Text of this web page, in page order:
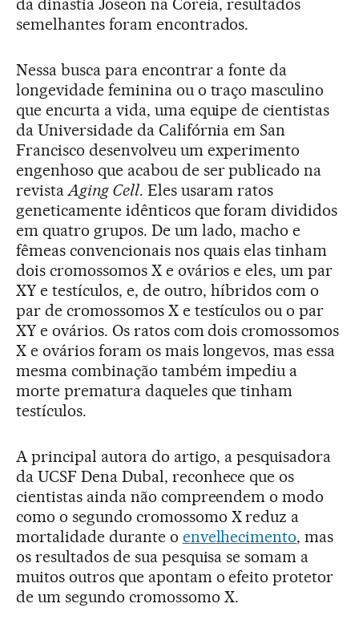
da dinastia Joseon na Coreia, resultados
semelhantes foram encontrados.
Nessa busca para encontrar a fonte da
longevidade feminina ou o traço masculino
que encurta a vida, uma equipe de cientistas
da Universidade da Califórnia em San
Francisco desenvolveu um experimento
engenhoso que acabou de ser publicado na
revistaAging Cell. Eles usaram ratos
geneticamente idênticos que foram divididos
em quatro grupos. De um lado, macho e
fêmeas convencionais nos quais elas tinham
dois cromossomos X e ovários e eles, um par
XY e testículos, e, de outro, híbridos com o
par de cromossomos X e testículos ou o par
XY e ovários. Os ratos com dois cromossomos
X e ovários foram os mais longevos, mas essa
mesma combinação também impediu a
morte prematura daqueles que tinham
testículos.
A principal autora do artigo, a pesquisadora
da UCSF Dena Dubal, reconhece que os
cientistas ainda não compreendem o modo
como o segundo cromossomo X reduz a
mortalidade durante o envelhecimento, mas
os resultados de sua pesquisa se somam a
muitos outros que apontam o efeito protetor
de um segundo cromossomo X.